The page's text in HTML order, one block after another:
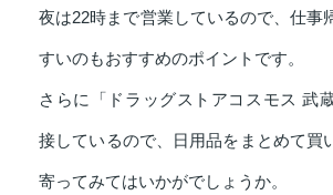
夜は22時まで営業しているので、仕事
すいのもおすすめのポイントです。
さらに「ドラッグストアコスモス 武
接しているので、日用品をまとめて買
寄ってみてはいかがでしょうか。